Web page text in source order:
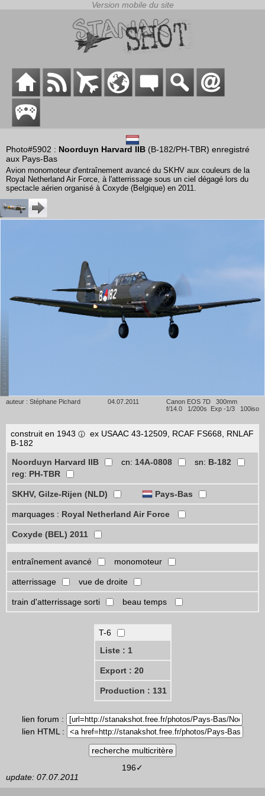
Photo#5902 : Noorduyn Harvard IIB (B-182/PH-TBR) enregistré
aux Pays-Bas
Avion monomoteur d'entraînement avancé du SKHV aux couleurs de la
Royal Netherland Air Force, à l'atterrissage sous un ciel dégagé lors du
spectacle aérien organisé à Coxyde (Belgique) en 2011.
auteur : Stéphane Pichard 04.07.2011
Canon EOS 7D 300mm
f/14.0 1/200s Exp -1/3 100iso
construit en 1943
ex USAAC 43-12509, RCAF FS668, RNLAF
B-182
Noorduyn Harvard IIB
cn: 14A-0808 sn: B-182
reg: PH-TBR
SKHV, Gilze-Rijen (NLD) Pays-Bas
marquages : Royal Netherland Air Force
Coxyde (BEL) 2011
entraînement avancé monomoteur
atterrissage vue de droite
train d'atterrissage sorti beau temps
T-6
Liste : 1
Export : 20
Production : 131
lien forum :
lien HTML :
196✓
update: 07.07.2011